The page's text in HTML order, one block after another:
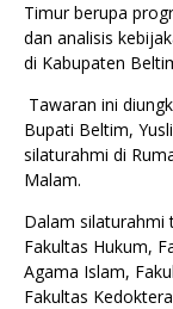
Timur berupa
dan analisis
di Kabupaten
Tawaran ini
Bupati Beltim,
silaturahmi di
Malam.
Dalam silaturahmi
Fakultas Hukum,
Agama Islam,
Fakultas